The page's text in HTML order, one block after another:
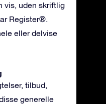
vis, uden skriftlig
Register®.
eller delvise
tilbud,
generelle